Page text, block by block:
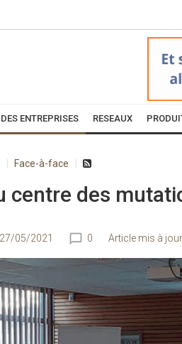
ENTREPRISES RESEAUX
Face-à-face
centre des
27/05/2021 0 Article mis à